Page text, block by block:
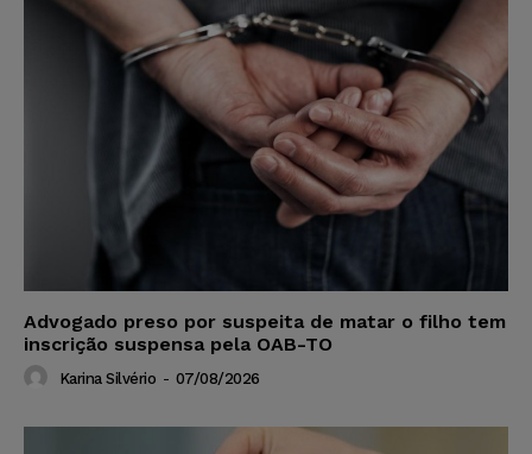
Advogado preso por suspeita de matar o filho tem
inscrição suspensa pela OAB-TO
Karina Silvério - 07/08/2026